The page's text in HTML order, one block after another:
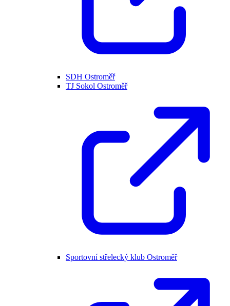
SDH Ostroměř
TJ Sokol Ostroměř
Sportovní střelecký klub Ostroměř